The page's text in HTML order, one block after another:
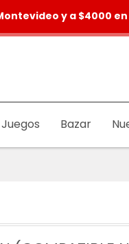
y a $4000
Juegos Bazar